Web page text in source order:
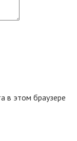
в этом браузере